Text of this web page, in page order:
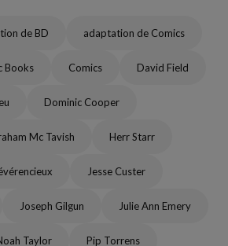
de BD adaptation de Comics
Books Comics David Field
Dominic Cooper
Mc Tavish Herr Starr
Jesse Custer
Joseph Gilgun Julie Ann Emery
Taylor Pip Torrens